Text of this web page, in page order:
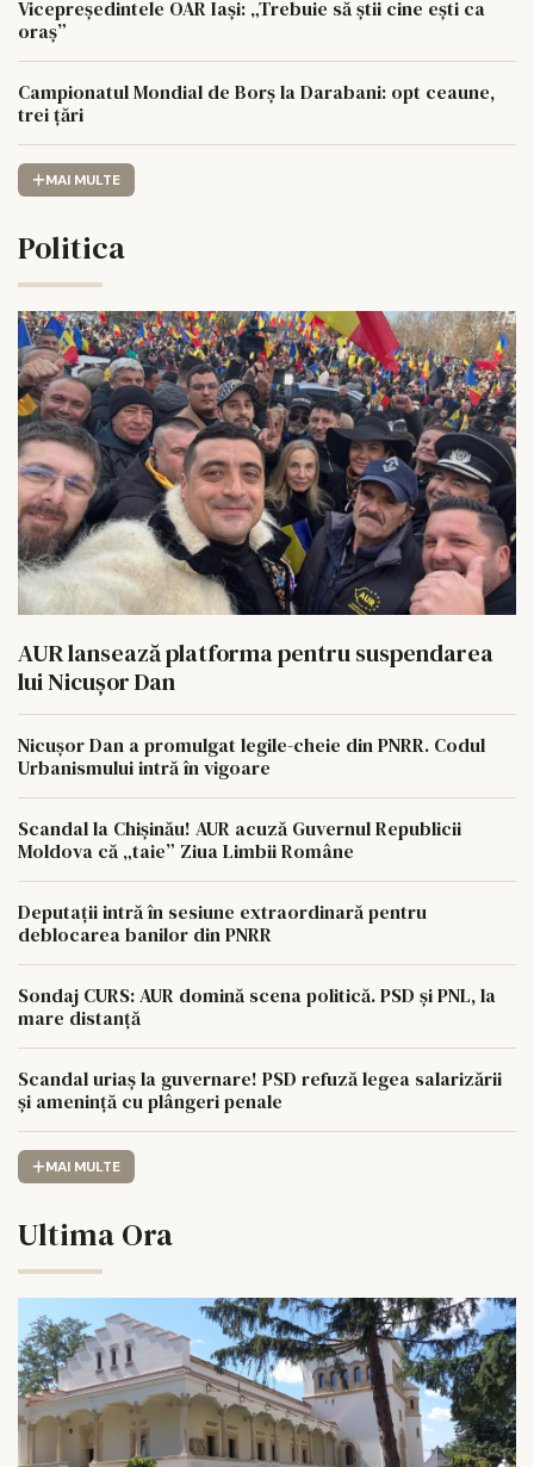
Vicepreședintele OAR Iași: „Trebuie să știi cine ești ca
oraș”
Campionatul Mondial de Borș la Darabani: opt ceaune,
trei țări
MAI MULTE
Politica
AUR lansează platforma pentru suspendarea
lui Nicușor Dan
Nicușor Dan a promulgat legile-cheie din PNRR. Codul
Urbanismului intră în vigoare
Scandal la Chișinău! AUR acuză Guvernul Republicii
Moldova că „taie” Ziua Limbii Române
Deputații intră în sesiune extraordinară pentru
deblocarea banilor din PNRR
Sondaj CURS: AUR domină scena politică. PSD și PNL, la
mare distanță
Scandal uriaș la guvernare! PSD refuză legea salarizării
și amenință cu plângeri penale
MAI MULTE
Ultima Ora